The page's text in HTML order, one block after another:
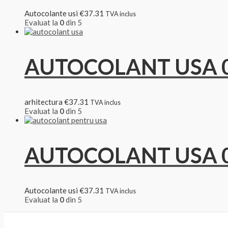
Autocolante usi €37.31 TVA inclus
Evaluat la 0din 5
AUTOCOLANT USA
arhitectura €37.31 TVA inclus
Evaluat la 0din 5
AUTOCOLANT USA
Autocolante usi €37.31 TVA inclus
Evaluat la 0din 5